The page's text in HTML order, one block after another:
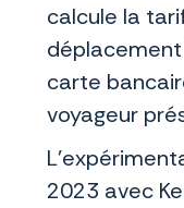
calcule la
carte
voyageur
2023 avec